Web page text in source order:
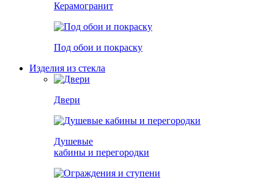
Керамогранит
Под обои и покраску
Изделия из стекла
Двери
Душевые
кабины и перегородки